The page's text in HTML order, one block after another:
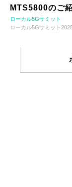
MTS5800のご
ローカル5Gサミット
ローカル5Gサミット